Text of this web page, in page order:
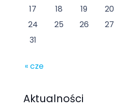
17
18 19 20
24
25 26 27
31
« cze
Aktualności